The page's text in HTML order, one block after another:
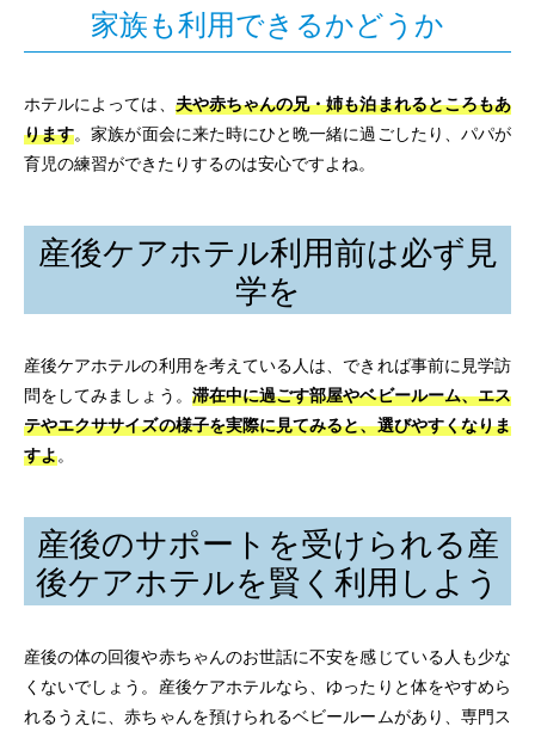
家族も利用できるかどうか
ホテルによっては、 夫や赤ちゃんの兄・姉も泊まれるところもあ
ります。家族が面会に来た時にひと晩一緒に過ごしたり、パパが
育児の練習ができたりするのは安心ですよね。
産後ケアホテル利用前は必ず見
学を
産後ケアホテルの利用を考えている人は、できれば事前に見学訪
問をしてみましょう。 滞在中に過ごす部屋やベビールーム、エス
テやエクササイズの様子を実際に見てみると、選びやすくなりま
すよ。
産後のサポートを受けられる産
後ケアホテルを賢く利用しよう
産後の体の回復や赤ちゃんのお世話に不安を感じている人も少な
くないでしょう。産後ケアホテルなら、ゆったりと体をやすめら
れるうえに、赤ちゃんを預けられるベビールームがあり、専門ス